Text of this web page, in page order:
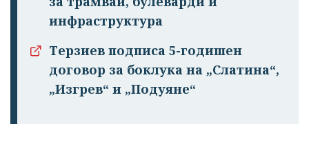
Успешно
излязохте от
профила си!
инфраструктура
Терзиев подписа 5-годишен
договор за боклука на „Слатина“,
„Изгрев“ и „Подуяне“